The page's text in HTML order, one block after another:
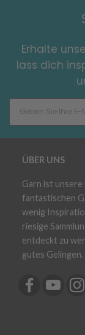
Erhalte
lass dich
ÜBER UNS
Garn ist unsere
fantastischen
wenig
riesige
entdeckt zu
gutes Gelingen.